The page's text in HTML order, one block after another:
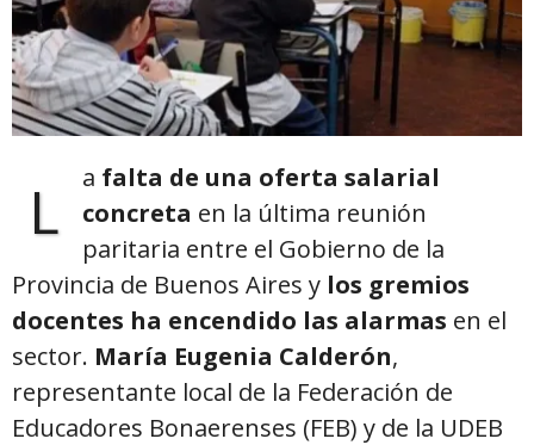
L a falta de una oferta salarial
concreta en la última reunión
paritaria entre el Gobierno de la
Provincia de Buenos Aires y los gremios
docentes ha encendido las alarmas en el
sector. María Eugenia Calderón,
representante local de la Federación de
Educadores Bonaerenses (FEB) y de la UDEB